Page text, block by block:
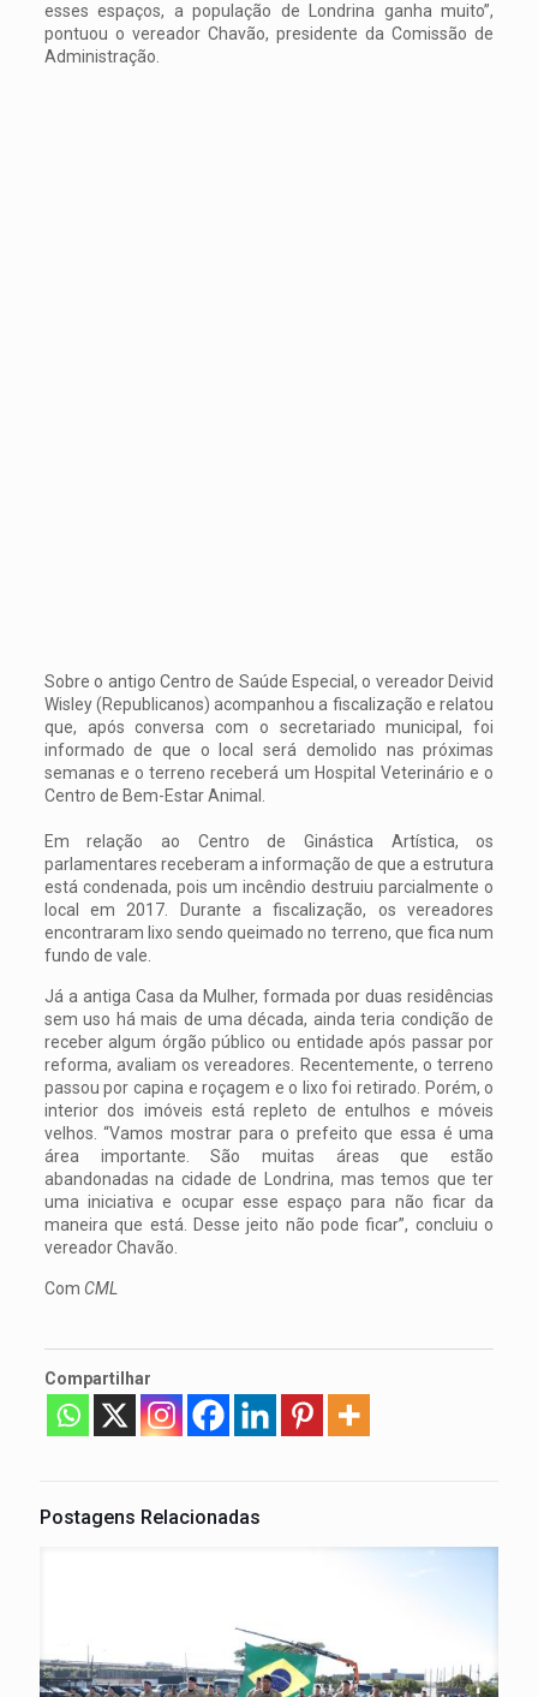
esses espaços, a população de Londrina ganha muito”,
pontuou o vereador Chavão, presidente da Comissão de
Administração.
Sobre o antigo Centro de Saúde Especial, o vereador Deivid
Wisley (Republicanos) acompanhou a fiscalização e relatou
que, após conversa com o secretariado municipal, foi
informado de que o local será demolido nas próximas
semanas e o terreno receberá um Hospital Veterinário e o
Centro de Bem-Estar Animal.
Em relação ao Centro de Ginástica Artística, os
parlamentares receberam a informação de que a estrutura
está condenada, pois um incêndio destruiu parcialmente o
local em 2017. Durante a fiscalização, os vereadores
encontraram lixo sendo queimado no terreno, que fica num
fundo de vale.
Já a antiga Casa da Mulher, formada por duas residências
sem uso há mais de uma década, ainda teria condição de
receber algum órgão público ou entidade após passar por
reforma, avaliam os vereadores. Recentemente, o terreno
passou por capina e roçagem e o lixo foi retirado. Porém, o
interior dos imóveis está repleto de entulhos e móveis
velhos. “Vamos mostrar para o prefeito que essa é uma
área importante. São muitas áreas que estão
abandonadas na cidade de Londrina, mas temos que ter
uma iniciativa e ocupar esse espaço para não ficar da
maneira que está. Desse jeito não pode ficar”, concluiu o
vereador Chavão.
Com CML
Compartilhar
Postagens Relacionadas